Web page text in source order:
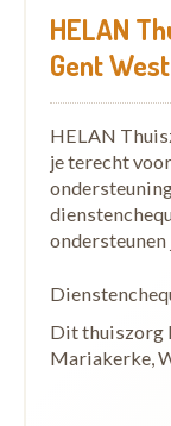
HELAN
Gent West
HELAN
je terecht
Dit thuiszorg
Mariakerke,